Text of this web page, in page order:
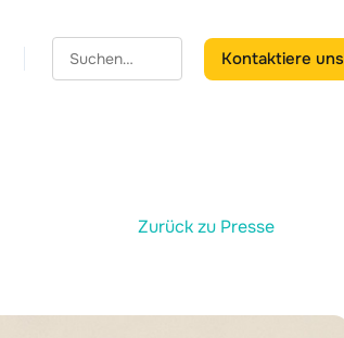
Kontaktiere uns
Zurück zu Presse